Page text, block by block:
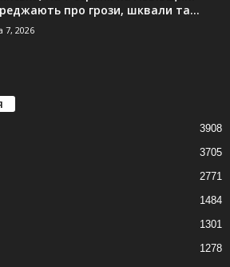
про грози, шквали та...
7, 2026
3908
3705
2771
1484
1301
1278